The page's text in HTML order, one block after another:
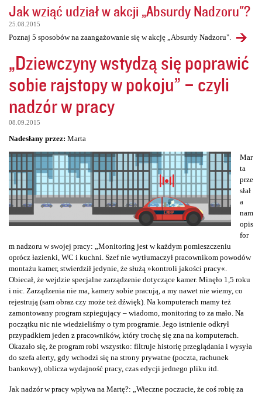
Jak wziąć udział w akcji „Absurdy Nadzoru"?
25.08.2015
Poznaj 5 sposobów na zaangażowanie się w akcję „Absurdy Nadzoru".
„Dziewczyny wstydzą się poprawić
sobie rajstopy w pokoju” – czyli
nadzór w pracy
08.09.2015
Nadesłany przez: Marta
Mar
ta
prze
słał
a
nam
opis
for
m nadzoru w swojej pracy: „Monitoring jest w każdym pomieszczeniu
oprócz łazienki, WC i kuchni. Szef nie wytłumaczył pracownikom powodów
montażu kamer, stwierdził jedynie, że służą »kontroli jakości pracy«.
Obiecał, że wejdzie specjalne zarządzenie dotyczące kamer. Minęło 1,5 roku
i nic. Zarządzenia nie ma, kamery sobie pracują, a my nawet nie wiemy, co
rejestrują (sam obraz czy może też dźwięk). Na komputerach mamy też
zamontowany program szpiegujący – wiadomo, monitoring to za mało. Na
początku nic nie wiedzieliśmy o tym programie. Jego istnienie odkrył
przypadkiem jeden z pracowników, który trochę się zna na komputerach.
Okazało się, że program robi wszystko: filtruje historię przeglądania i wysyła
do szefa alerty, gdy wchodzi się na strony prywatne (poczta, rachunek
bankowy), oblicza wydajność pracy, czas edycji jednego pliku itd.
Jak nadzór w pracy wpływa na Martę?: „Wieczne poczucie, że coś robię za